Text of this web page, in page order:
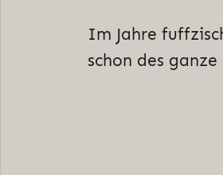
Im Jahre
schon des